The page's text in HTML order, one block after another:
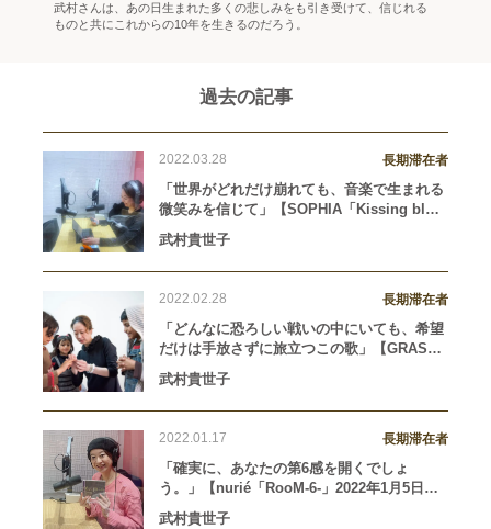
武村さんは、あの日生まれた多くの悲しみをも引き受けて、信じれる
ものと共にこれからの10年を生きるのだろう。
過去の記事
2022.03.28 長期滞在者
「世界がどれだけ崩れても、音楽で生まれる
微笑みを信じて」【SOPHIA「Kissing blue
memories」（1995年10月2日リリース）】
武村貴世子
2022.02.28 長期滞在者
「どんなに恐ろしい戦いの中にいても、希望
だけは手放さずに旅立つこの歌」【GRASS
VALLEY「THE VOICES OF FATHER（血を
流さない神の声）」（1990年5月21日リリー
ス）】
武村貴世子
2022.01.17 長期滞在者
「確実に、あなたの第6感を開くでしょ
う。」【nurié「RooM-6-」2022年1月5日リ
リース】
武村貴世子